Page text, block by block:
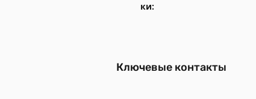
ки:
Ключевые контакты